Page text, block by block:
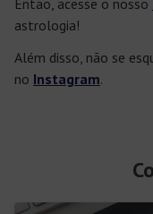
astrologia!
Além disso, não se
no Instagram.